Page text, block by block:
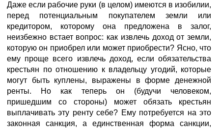
Даже если рабочие руки (в целом) имеются в изобилии,
перед потенциальным покупателем земли или
кредитором, которому она предложена в залог,
неизбежно встает вопрос: как извлечь доход от земли,
которую он приобрел или может приобрести? Ясно, что
ему проще всего извлечь доход, если обязательства
крестьян по отношению к владельцу угодий, которые
могут быть куплены, выражены в форме денежной
ренты. Но как теперь он (будучи человеком,
пришедшим со стороны) может обязать крестьян
выплачивать эту ренту себе? Ему потребуется на это
законная санкция, а единственная форма санкции,